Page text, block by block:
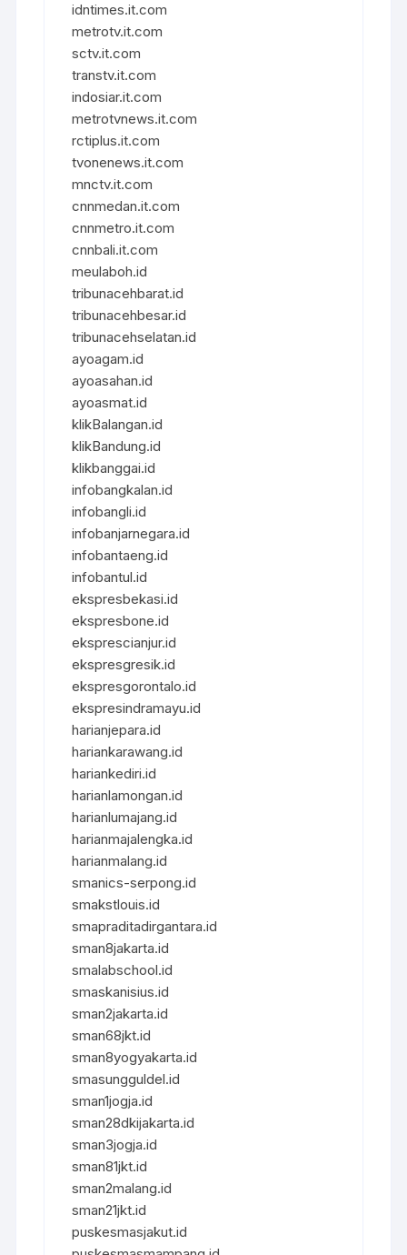
idntimes.it.com
metrotv.it.com
sctv.it.com
transtv.it.com
indosiar.it.com
metrotvnews.it.com
rctiplus.it.com
tvonenews.it.com
mnctv.it.com
cnnmedan.it.com
cnnmetro.it.com
cnnbali.it.com
meulaboh.id
tribunacehbarat.id
tribunacehbesar.id
tribunacehselatan.id
ayoagam.id
ayoasahan.id
ayoasmat.id
klikBalangan.id
klikBandung.id
klikbanggai.id
infobangkalan.id
infobangli.id
infobanjarnegara.id
infobantaeng.id
infobantul.id
ekspresbekasi.id
ekspresbone.id
eksprescianjur.id
ekspresgresik.id
ekspresgorontalo.id
ekspresindramayu.id
harianjepara.id
hariankarawang.id
hariankediri.id
harianlamongan.id
harianlumajang.id
harianmajalengka.id
harianmalang.id
smanics-serpong.id
smakstlouis.id
smapraditadirgantara.id
sman8jakarta.id
smalabschool.id
smaskanisius.id
sman2jakarta.id
sman68jkt.id
sman8yogyakarta.id
smasungguldel.id
sman1jogja.id
sman28dkijakarta.id
sman3jogja.id
sman81jkt.id
sman2malang.id
sman21jkt.id
puskesmasjakut.id